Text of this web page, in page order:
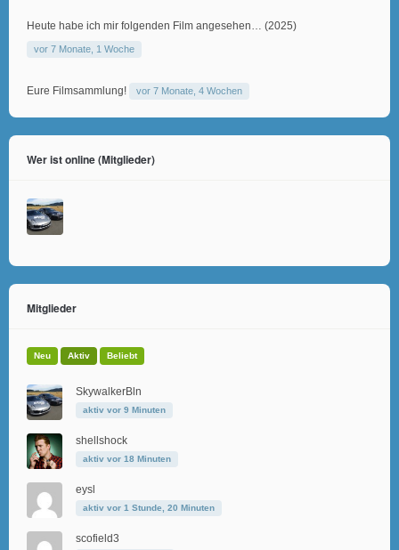
Heute habe ich mir folgenden Film angesehen… (2025)
vor 7 Monate, 1 Woche
Eure Filmsammlung! vor 7 Monate, 4 Wochen
Wer ist online (Mitglieder)
Mitglieder
Neu Aktiv Beliebt
SkywalkerBln
aktiv vor 9 Minuten
shellshock
aktiv vor 18 Minuten
eysl
aktiv vor 1 Stunde, 20 Minuten
scofield3